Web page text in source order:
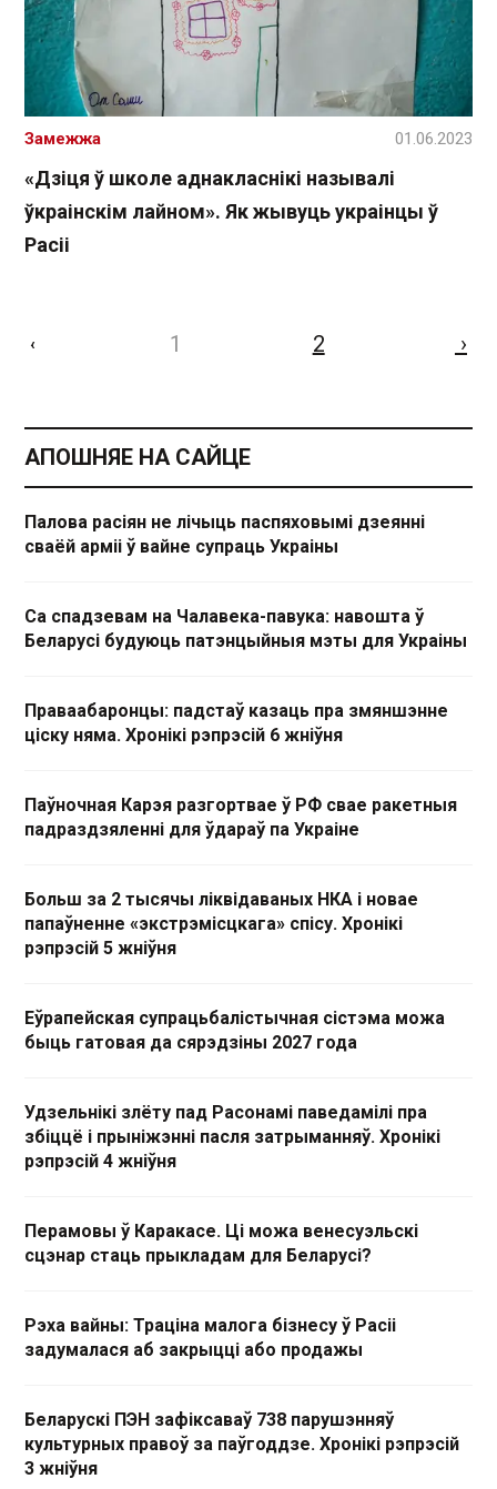
«Дзіця ў школе аднакласнікі называлі
ўкраінскім лайном». Як жывуць украінцы ў
Расіі
Замежжа 01.06.2023
‹ 1 2 ›
АПОШНЯЕ НА САЙЦЕ
Палова расіян не лічыць паспяховымі дзеянні
сваёй арміі ў вайне супраць Украіны
Са спадзевам на Чалавека-павука: навошта ў
Беларусі будуюць патэнцыйныя мэты для Украіны
Праваабаронцы: падстаў казаць пра змяншэнне
ціску няма. Хронікі рэпрэсій 6 жніўня
Паўночная Карэя разгортвае ў РФ свае ракетныя
падраздзяленні для ўдараў па Украіне
Больш за 2 тысячы ліквідаваных НКА і новае
папаўненне «экстрэмісцкага» спісу. Хронікі
рэпрэсій 5 жніўня
Еўрапейская супрацьбалістычная сістэма можа
быць гатовая да сярэдзіны 2027 года
Удзельнікі злёту пад Расонамі паведамілі пра
збіццё і прыніжэнні пасля затрыманняў. Хронікі
рэпрэсій 4 жніўня
Перамовы ў Каракасе. Ці можа венесуэльскі
сцэнар стаць прыкладам для Беларусі?
Рэха вайны: Траціна малога бізнесу ў Расіі
задумалася аб закрыцці або продажы
Беларускі ПЭН зафіксаваў 738 парушэнняў
культурных правоў за паўгоддзе. Хронікі рэпрэсій
3 жніўня